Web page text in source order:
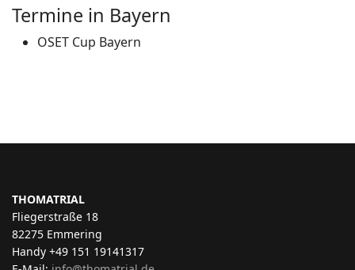
Termine in Bayern
OSET Cup Bayern
THOMATRIAL
Fliegerstraße 18
82275 Emmering
Handy +49 151 19141317